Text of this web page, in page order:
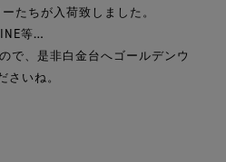
たちが入荷致しました。
等…
で、是非白金台へゴールデンウ
いね。